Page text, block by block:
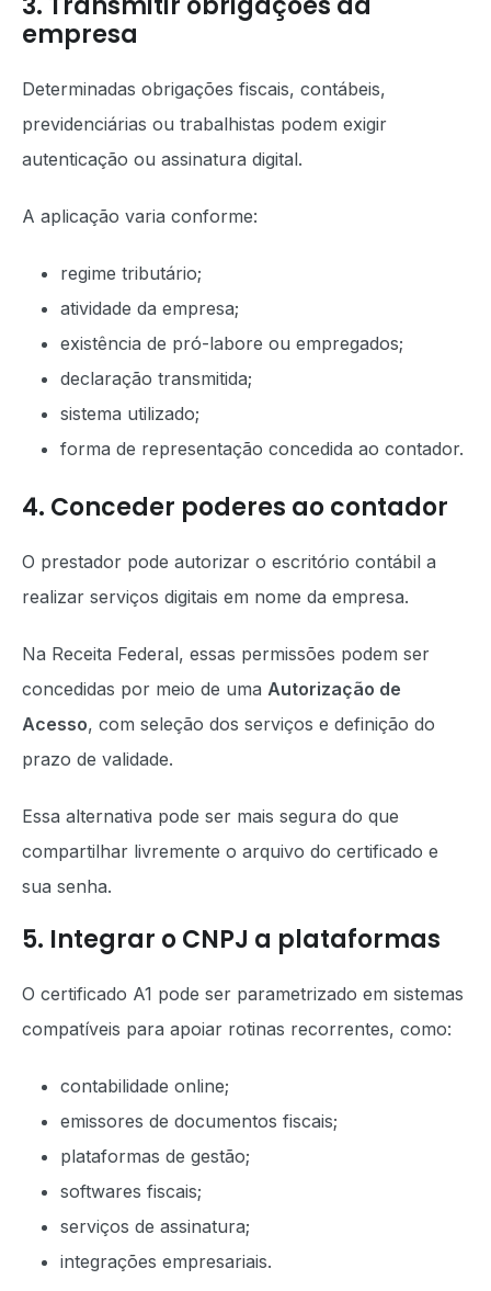
empresa
Determinadas obrigações fiscais, contábeis,
previdenciárias ou trabalhistas podem exigir
autenticação ou assinatura digital.
A aplicação varia conforme:
regime tributário;
atividade da empresa;
existência de pró-labore ou empregados;
declaração transmitida;
sistema utilizado;
forma de representação concedida ao contador.
4. Conceder poderes ao contador
O prestador pode autorizar o escritório contábil a
realizar serviços digitais em nome da empresa.
Na Receita Federal, essas permissões podem ser
concedidas por meio de uma Autorização de
Acesso, com seleção dos serviços e definição do
prazo de validade.
Essa alternativa pode ser mais segura do que
compartilhar livremente o arquivo do certificado e
sua senha.
5. Integrar o CNPJ a plataformas
O certificado A1 pode ser parametrizado em sistemas
compatíveis para apoiar rotinas recorrentes, como:
contabilidade online;
emissores de documentos fiscais;
plataformas de gestão;
softwares fiscais;
serviços de assinatura;
integrações empresariais.